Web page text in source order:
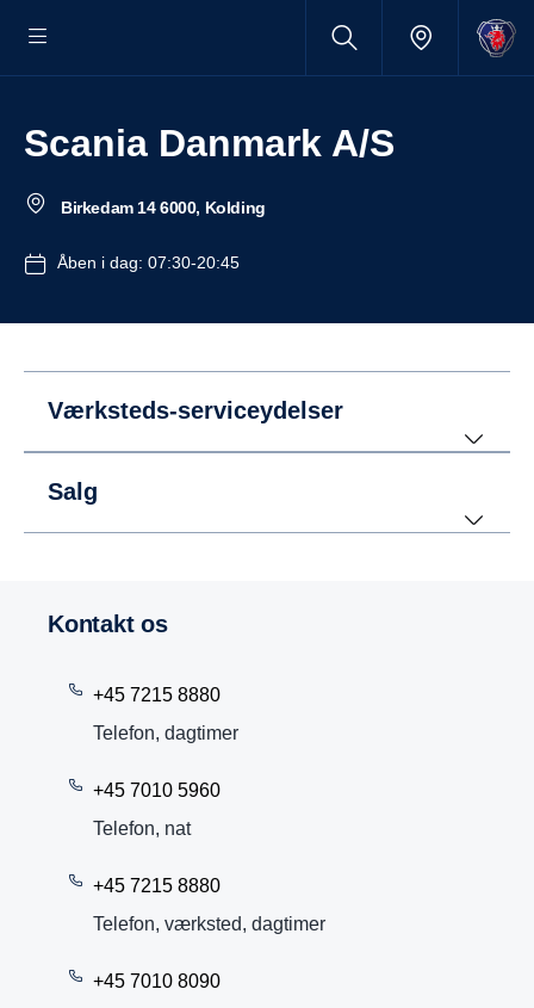
Scania Danmark A/S
Birkedam 14 6000, Kolding
Åben i dag: 07:30-20:45
Værksteds-serviceydelser
Salg
kontakt os
+45 7215 8880
Telefon, dagtimer
+45 7010 5960
Telefon, nat
+45 7215 8880
Telefon, værksted, dagtimer
+45 7010 8090